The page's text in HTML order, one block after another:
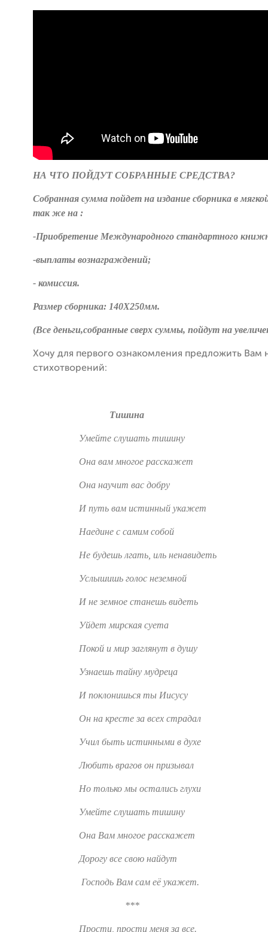
НА ЧТО ПОЙДУТ СОБРАННЫЕ СРЕДСТВА?
Собранная сумма пойдет на издание сборника в
так же на :
-Приобретение Международного стандартного
-выплаты вознаграждений;
- комиссия.
Размер сборника: 140Х250мм.
(Все деньги,собранные сверх суммы, пойдут на
Хочу для первого ознакомления предложить Вам
стихотворений:
Тишина
Умейте слушать тишину
Она вам многое расскажет
Она научит вас добру
И путь вам истинный укажет
Наедине с самим собой
Не будешь лгать, иль ненавидеть
Услышишь голос неземной
И не земное станешь видеть
Уйдет мирская суета
Покой и мир заглянут в душу
Узнаешь тайну мудреца
И поклонишься ты Иисусу
Он на кресте за всех страдал
Учил быть истинными в духе
Любить врагов он призывал
Но только мы остались глухи
Умейте слушать тишину
Она Вам многое расскажет
Дорогу все свою найдут
Господь Вам сам её укажет.
***
Прости, прости меня за все.